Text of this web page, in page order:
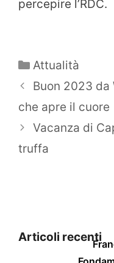
percepire l’RDC.
Categorie
Attualità
Buon 2023 da
che apre il cuore
Vacanza di
truffa
Articoli recenti